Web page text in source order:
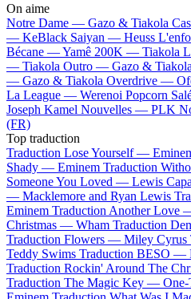
On aime
Notre Dame — Gazo & Tiakola
— KeBlack Saiyan — Heuss
Bécane —Yamê 200K — Tiakola
— Tiakola Outro — Gazo & Tiakola
— Gazo & Tiakola Overdrive —
La League — Werenoi Popcorn
Joseph Kamel Nouvelles — PLK
(FR)
Top traduction
Traduction Lose Yourself —
Shady — Eminem Traduction
Someone You Loved — Lewis
— Macklemore and Ryan Lewis
Eminem Traduction Another Love
Christmas — Wham Traduction
Traduction Flowers — Miley Cyrus
Teddy Swims Traduction BESO —
Traduction Rockin' Around The
Traduction The Magic Key —